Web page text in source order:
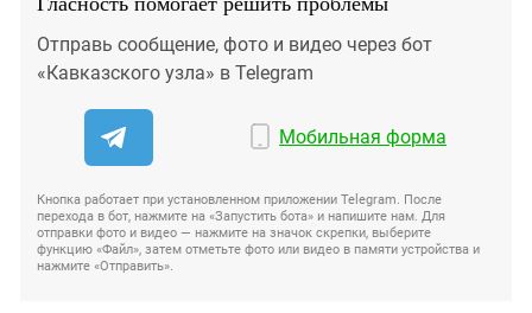
Отправь сообщение, фото и видео через бот
«Кавказского узла» в Telegram
Мобильная форма
Кнопка работает при установленном приложении Telegram. После
перехода в бот, нажмите на «Запустить бота» и напишите нам. Для
отправки фото и видео — нажмите на значок скрепки, выберите
функцию «Файл», затем отметьте фото или видео в памяти устройства и
нажмите «Отправить».